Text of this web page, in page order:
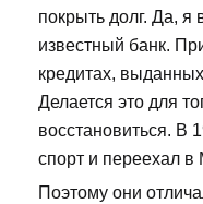
покрыть долг. Да, я
известный банк.
кредитах,
Делается это для
восстановиться. В
спорт и переехал в
Поэтому они